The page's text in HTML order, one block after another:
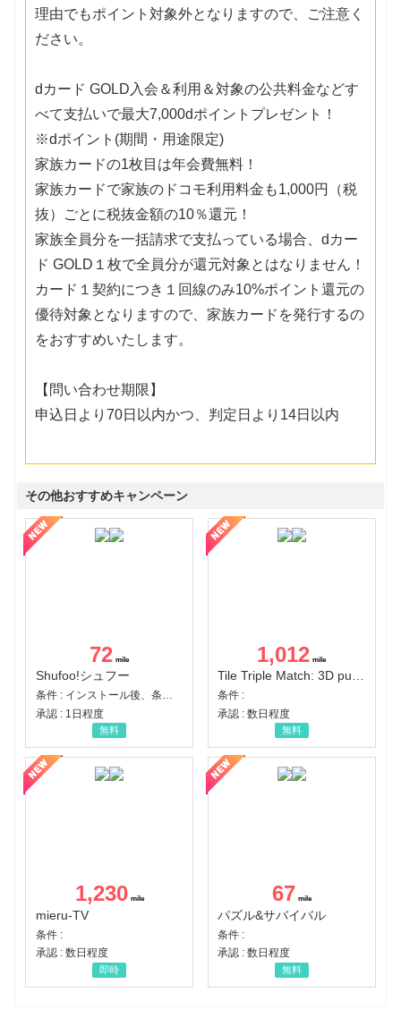
理由でもポイント対象外となりますので、ご注意く
ださい。
dカード GOLD入会＆利用＆対象の公共料金などす
べて支払いで最大7,000dポイントプレゼント！
※dポイント(期間・用途限定)
家族カードの1枚目は年会費無料！
家族カードで家族のドコモ利用料金も1,000円（税
抜）ごとに税抜金額の10％還元！
家族全員分を一括請求で支払っている場合、dカー
ド GOLD１枚で全員分が還元対象とはなりません！
カード１契約につき１回線のみ10%ポイント還元の
優待対象となりますので、家族カードを発行するの
をおすすめいたします。
【問い合わせ期限】
申込日より70日以内かつ、判定日より14日以内
その他おすすめキャンペーン
72
Shufoo!シュフー
条件 : インストール後、条件達成
承認 : 1日程度
無料
1,012
Tile Triple Match: 3D puzzle
条件 :
承認 : 数日程度
無料
1,230
mieru-TV
条件 :
承認 : 数日程度
即時
67
パズル&サバイバル
条件 :
承認 : 数日程度
無料